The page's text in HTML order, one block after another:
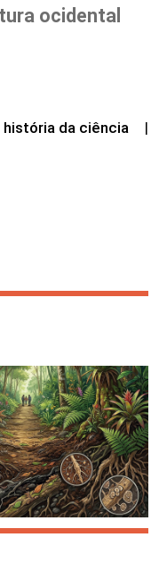
ocidental
história da ciência
|